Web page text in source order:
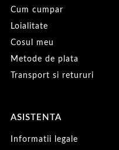
Cum cumpar
Loialitate
Cosul meu
Metode de plata
Transport si retururi
ASISTENTA
Informatii legale